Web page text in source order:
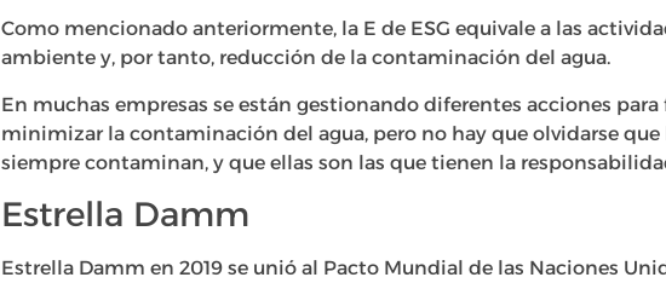
Como mencionado anteriormente, la E de ESG equivale a las
ambiente y, por tanto, reducción de la contaminación del agua.
En muchas empresas se están gestionando diferentes acciones
minimizar la contaminación del agua, pero no hay que olvidarse que
siempre contaminan, y que ellas son las que tienen la
Estrella Damm
Estrella Damm en 2019 se unió al Pacto Mundial de las Naciones